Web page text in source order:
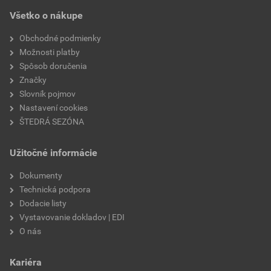
značka
povrch
Všetko o nákupe
Obchodné podmienky
Možnosti platby
Spôsob doručenia
Značky
Slovník pojmov
Nastavení cookies
ŠTEDRÁ SEZÓNA
Užitočné informácie
Dokumenty
Technická podpora
Dodacie listy
Vystavovanie dokladov | EDI
O nás
Kariéra